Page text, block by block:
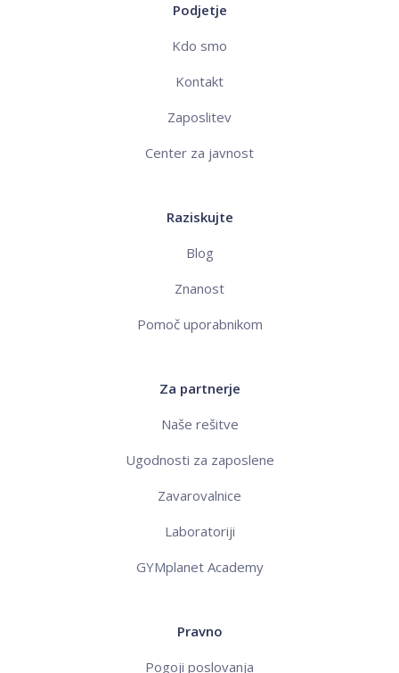
Podjetje
Kdo smo
Kontakt
Zaposlitev
Center za javnost
Raziskujte
Blog
Znanost
Pomoč uporabnikom
Za partnerje
Naše rešitve
Ugodnosti za zaposlene
Zavarovalnice
Laboratoriji
GYMplanet Academy
Pravno
Pogoji poslovanja